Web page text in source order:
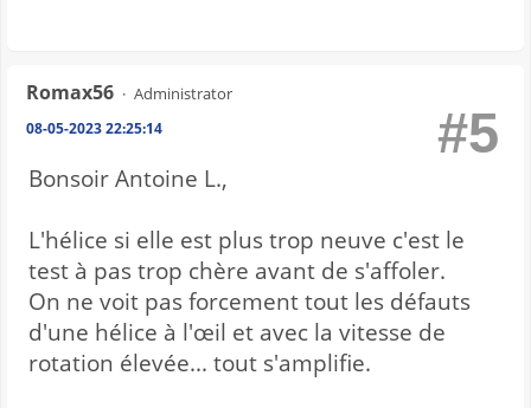
Romax56 Administrator
08-05-2023 22:25:14 #5
Bonsoir Antoine L.,
L'hélice si elle est plus trop neuve c'est le
test à pas trop chère avant de s'affoler.
On ne voit pas forcement tout les défauts
d'une hélice à l'œil et avec la vitesse de
rotation élevée... tout s'amplifie.